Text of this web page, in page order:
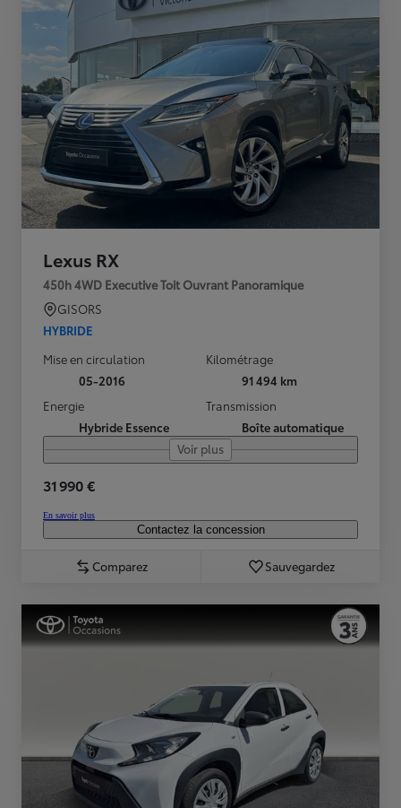
Lexus RX
450h 4WD Executive Toit Ouvrant Panoramique
GISORS
HYBRIDE
Mise en circulation
05-2016
Kilométrage
91 494 km
Energie
Hybride Essence
Transmission
Boîte automatique
Voir plus
31 990 €
En savoir plus
Contactez la concession
Comparez Sauvegardez